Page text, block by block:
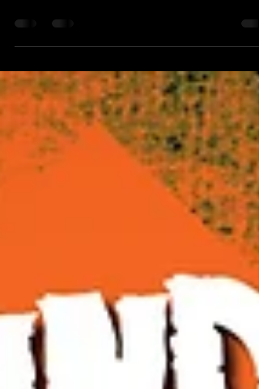
Ficha técnica: The Lovelines Dream Pop -
LoFi - Jazz "The Lovelines" sin lugar a
es uno de nuestros proyectos favoritos....